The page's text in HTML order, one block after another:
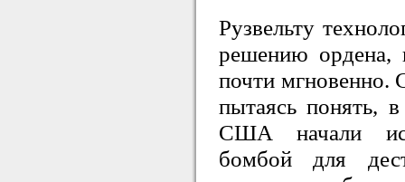
Рузвельту
решению ордена,
почти мгновенно.
пытаясь понять,
США начали
бомбой для